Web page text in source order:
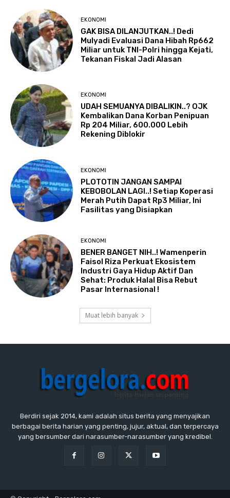
EKONOMI
GAK BISA DILANJUTKAN..! Dedi
Mulyadi Evaluasi Dana Hibah Rp662
Miliar untuk TNI-Polri hingga Kejati,
Tekanan Fiskal Jadi Alasan
EKONOMI
UDAH SEMUANYA DIBALIKIN..? OJK
Kembalikan Dana Korban Penipuan
Rp 204 Miliar, 600.000 Lebih
Rekening Diblokir
EKONOMI
PLOTOTIN JANGAN SAMPAI
KEBOBOLAN LAGI..! Setiap Koperasi
Merah Putih Dapat Rp3 Miliar, Ini
Fasilitas yang Disiapkan
EKONOMI
BENER BANGET NIH..! Wamenperin
Faisol Riza Perkuat Ekosistem
Industri Gaya Hidup Aktif Dan
Sehat: Produk Halal Bisa Rebut
Pasar Internasional !
Muat lebih banyak
Berdiri sejak 2014, kami adalah situs berita yang menyajikan
berbagai berita harian yang penting, jujur, aktual, dan terpercaya
yang bersumber dari narasumber-narasumber yang kredibel.